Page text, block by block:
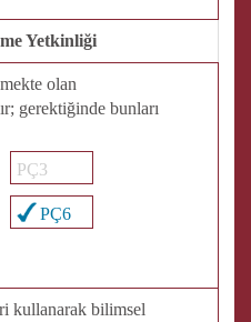
Yetkinliği
olan
gerektiğinde bunları
PÇ3
PÇ6
kullanarak bilimsel